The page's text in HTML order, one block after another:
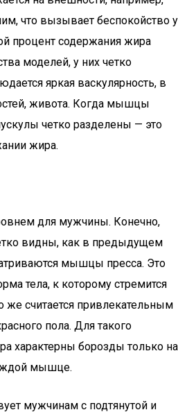
что вызывает беспокойство у
процент содержания жира
моделей, у них четко
яркая васкулярность, в
живота. Когда мышцы
четко разделены — это
жира.
для мужчины. Конечно,
видны, как в предыдущем
мышцы пресса. Это
тела, к которому стремится
считается привлекательным
пола. Для такого
характерны борозды только на
мышце.
мужчинам с подтянутой и